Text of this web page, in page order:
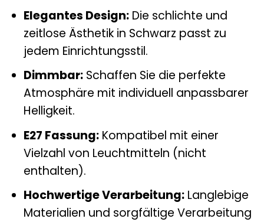
Elegantes Design:Die schlichte und
zeitlose Ästhetik in Schwarz passt zu
jedem Einrichtungsstil.
Dimmbar:Schaffen Sie die perfekte
Atmosphäre mit individuell anpassbarer
Helligkeit.
E27 Fassung:Kompatibel mit einer
Vielzahl von Leuchtmitteln (nicht
enthalten).
Hochwertige Verarbeitung:Langlebige
Materialien und sorgfältige Verarbeitung